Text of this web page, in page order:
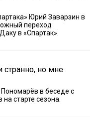
Юрий Заварзин в
переход
в «Спартак».
в беседе с
старте сезона.